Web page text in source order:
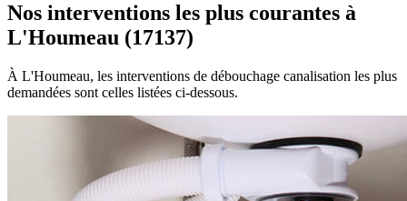
Nos interventions les plus courantes à
L'Houmeau (17137)
À L'Houmeau, les interventions de débouchage canalisation les plus
demandées sont celles listées ci-dessous.